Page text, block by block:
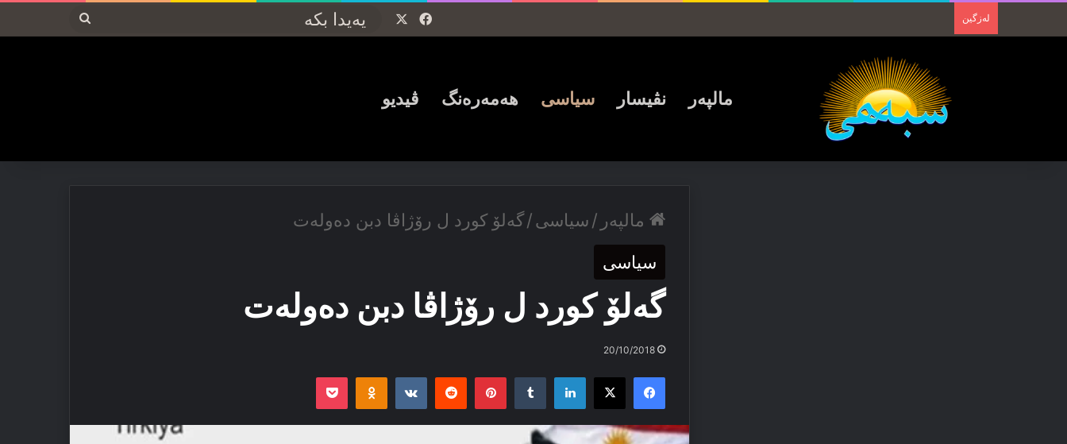
لەزگین Facebook
پەیدا
مالپەر نڤیسار سیاسی ھەمەرەنگ ڤیدیو
مالپەر /سیاسی/گەلۆ كورد ل رۆژاڤا دبن دەولەت
سیاسی
گەلۆ كورد ل رۆژاڤا دبن دەولەت
20/10/2018
Facebook
X
LinkedIn
Tumblr
Pinterest
Reddit
VKontakte
Odnoklassniki
Pocket